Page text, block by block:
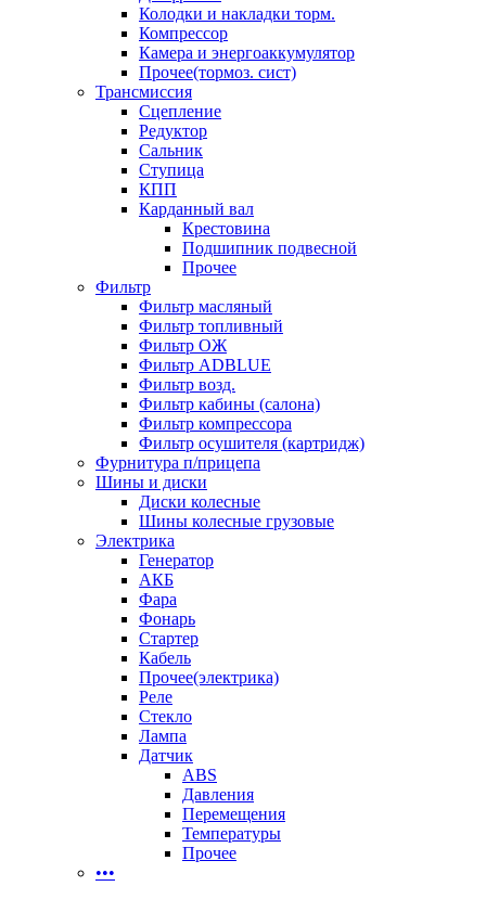
Колодки и накладки торм.
Компрессор
Камера и энергоаккумулятор
Прочее(тормоз. сист)
Трансмиссия
Сцепление
Редуктор
Сальник
Ступица
КПП
Карданный вал
Крестовина
Подшипник подвесной
Прочее
Фильтр
Фильтр масляный
Фильтр топливный
Фильтр ОЖ
Фильтр ADBLUE
Фильтр возд.
Фильтр кабины (салона)
Фильтр компрессора
Фильтр осушителя (картридж)
Фурнитура п/прицепа
Шины и диски
Диски колесные
Шины колесные грузовые
Электрика
Генератор
АКБ
Фара
Фонарь
Стартер
Кабель
Прочее(электрика)
Реле
Стекло
Лампа
Датчик
ABS
Давления
Перемещения
Температуры
Прочее
•••